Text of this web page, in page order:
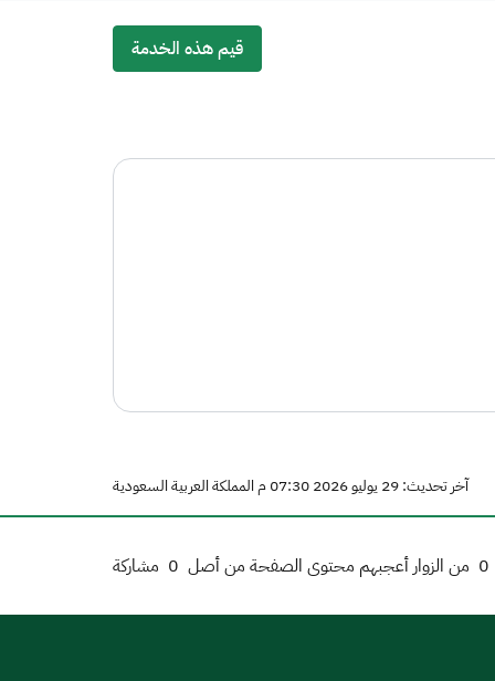
قيم هذه الخدمة
آخر تحديث: 29 يوليو 2026 07:30 م المملكة العربية السعودية
0 من الزوار أعجبهم محتوى الصفحة من أصل 0 مشاركة